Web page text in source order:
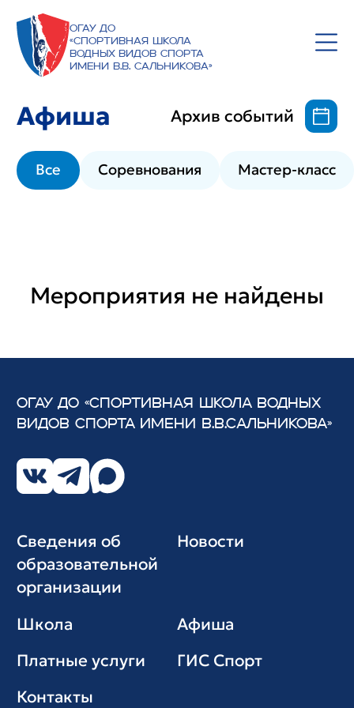
ОГАУ ДО
«Спортивная школа
водных видов спорта
имени В.В. Сальникова»
Афиша Архив событий
Все Соревнования Мастер-класс
Мероприятия не найдены
ОГАУ ДО «СПОРТИВНАЯ ШКОЛА ВОДНЫХ
ВИДОВ СПОРТА ИМЕНИ В.В.САЛЬНИКОВА»
Сведения об
образовательной
организации
Новости
Школа
Афиша
Платные услуги
ГИС Cпорт
Контакты